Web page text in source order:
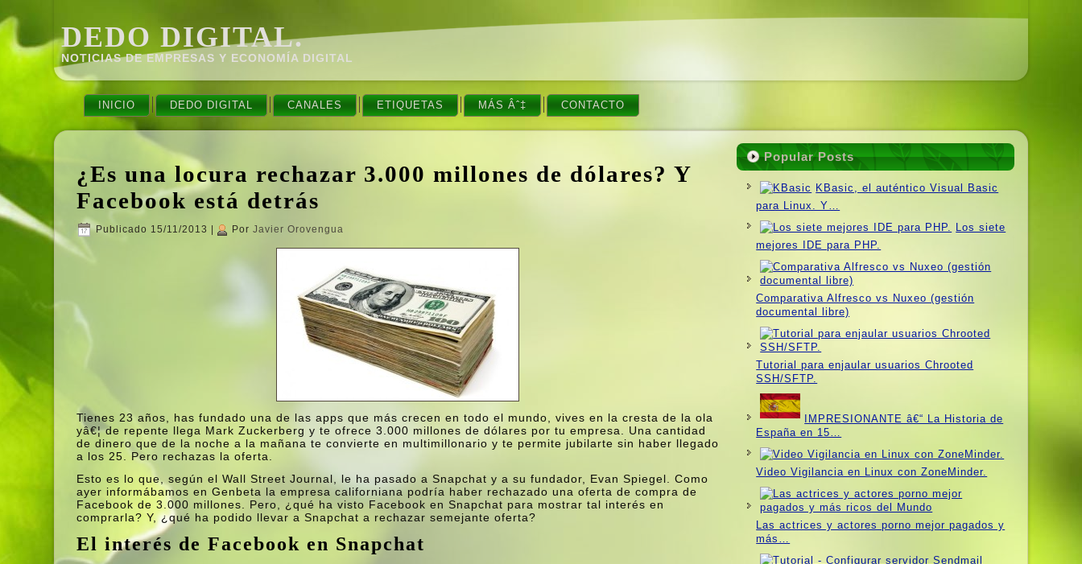
DEDO DIGITAL.
NOTICIAS DE EMPRESAS Y ECONOMÍ­A DIGITAL
INICIO DEDO DIGITAL CANALES ETIQUETAS MÁS Âˆ‡ CONTACTO
¿Es una locura rechazar 3.000 millones de dólares? Y
Facebook está detrás
Publicado 15/11/2013 Por Javier Orovengua
Tienes 23 años, has fundado una de las apps que más crecen en todo el mundo, vives en la cresta de la ola
yâ€¦ de repente llega Mark Zuckerberg y te ofrece 3.000 millones de dólares por tu empresa. Una cantidad
de dinero que de la noche a la mañana te convierte en multimillonario y te permite jubilarte sin haber llegado
a los 25. Pero rechazas la oferta.
Esto es lo que, según el Wall Street Journal, le ha pasado a Snapchat y a su fundador, Evan Spiegel. Como
ayer informábamos en Genbeta la empresa californiana podrí­a haber rechazado una oferta de compra de
Facebook de 3.000 millones. Pero, ¿qué ha visto Facebook en Snapchat para mostrar tal interés en
comprarla? Y, ¿qué ha podido llevar a Snapchat a rechazar semejante oferta?
El interés de Facebook en Snapchat
Popular Posts
KBasic, el auténtico Visual Basic
para Linux. Y…
Los siete
mejores IDE para PHP.
Comparativa Alfresco vs Nuxeo (gestión
documental libre)
Tutorial para enjaular usuarios Chrooted
SSH/SFTP.
IMPRESIONANTE â€“ La Historia de
España en 15…
Video Vigilancia en Linux con ZoneMinder.
Las actrices y actores porno mejor pagados y
más…